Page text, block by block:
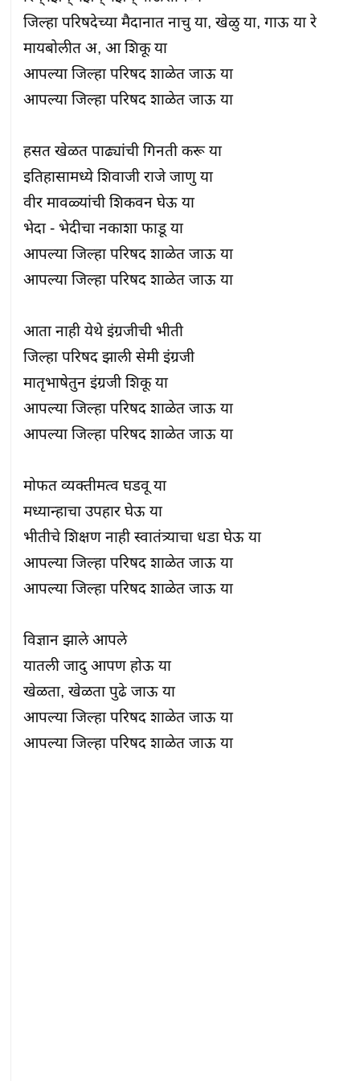
जिल्हा परिषदेच्या मैदानात नाचु या, खेळु या, गाऊ या रे
मायबोलीत अ, आ शिकू या
आपल्या जिल्हा परिषद शाळेत जाऊ या
आपल्या जिल्हा परिषद शाळेत जाऊ या
हसत खेळत पाढ्यांची गिनती करू या
इतिहासामध्ये शिवाजी राजे जाणु या
वीर मावळ्यांची शिकवन घेऊ या
भेदा - भेदीचा नकाशा फाडू या
आपल्या जिल्हा परिषद शाळेत जाऊ या
आपल्या जिल्हा परिषद शाळेत जाऊ या
आता नाही येथे इंग्रजीची भीती
जिल्हा परिषद झाली सेमी इंग्रजी
मातृभाषेतुन इंग्रजी शिकू या
आपल्या जिल्हा परिषद शाळेत जाऊ या
आपल्या जिल्हा परिषद शाळेत जाऊ या
मोफत व्यक्तीमत्व घडवू या
मध्यान्हाचा उपहार घेऊ या
भीतीचे शिक्षण नाही स्वातंत्र्याचा धडा घेऊ या
आपल्या जिल्हा परिषद शाळेत जाऊ या
आपल्या जिल्हा परिषद शाळेत जाऊ या
विज्ञान झाले आपले
यातली जादु आपण होऊ या
खेळता, खेळता पुढे जाऊ या
आपल्या जिल्हा परिषद शाळेत जाऊ या
आपल्या जिल्हा परिषद शाळेत जाऊ या